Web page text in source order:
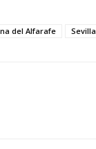
del Alfarafe Sevilla